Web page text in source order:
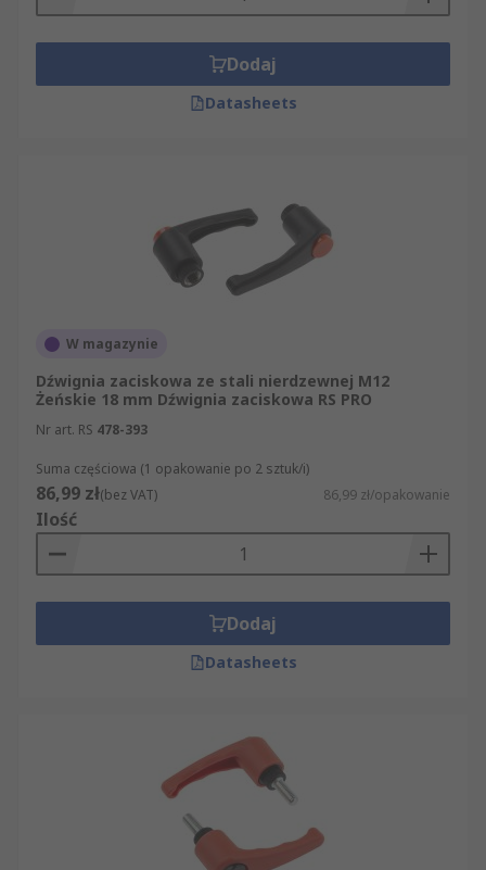
Dodaj
Datasheets
W magazynie
Dźwignia zaciskowa ze stali nierdzewnej M12
Żeńskie 18 mm Dźwignia zaciskowa RS PRO
Nr art. RS 478-393
Suma częściowa (1 opakowanie po 2 sztuk/i)
86,99 zł(bez VAT) 86,99 zł/opakowanie
Ilość
Dodaj
Datasheets